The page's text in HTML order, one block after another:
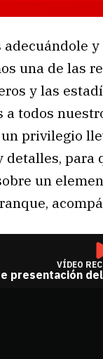
una de las
y las
todos
privilegio
para
un
VÍDEO
presentación